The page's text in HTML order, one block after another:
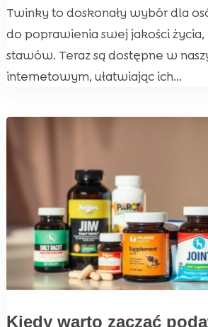
Twinky to doskonały wybór dla
do poprawienia swej jakości
stawów. Teraz są dostępne w
internetowym, ułatwiając ich...
Kiedy warto zacząć